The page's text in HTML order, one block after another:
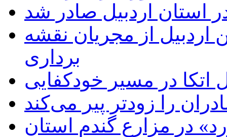
استان اردبیل صادر شد
از مجریان نقشه
برداری
در مسیر خودکفایی
را زودتر پیر می‌کند
در مزارع گندم استان